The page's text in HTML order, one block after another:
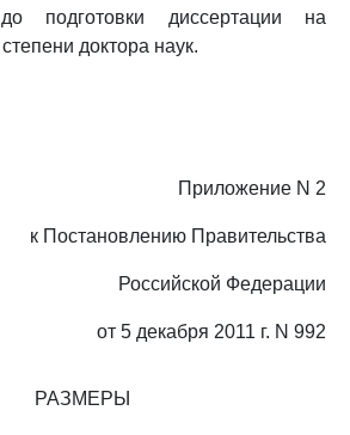
подготовки диссертации на
доктора наук.
Приложение N 2
к Постановлению Правительства
Российской Федерации
от 5 декабря 2011 г. N 992
РАЗМЕРЫ